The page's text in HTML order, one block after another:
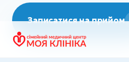
Неврологія
Врач Терапевт
ДІАГНОСТИКА
Эндоскопія
Записатися на прийом